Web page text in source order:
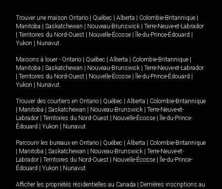
Trouver une maison Ontario Québec Alberta Colombie-Britannique
Manitoba
Saskatchewan Nouveau-Brunswick
Terre-Neuve-et-Labrador
Territoires du Nord-Ouest Nouvelle-Écosse Île-du-Prince-Édouard
Yukon
Nunavut.
Maisons à louer - Ontario Québec Alberta Colombie-Britannique
Manitoba
Saskatchewan Nouveau-Brunswick
Terre-Neuve-et-Labrador
Territoires du Nord-Ouest Nouvelle-Écosse Île-du-Prince-Édouard
Yukon
Nunavut.
Trouver des courtiers en Ontario Québec Alberta
Colombie-Britannique
Manitoba Saskatchewan Nouveau-Brunswick
Terre-Neuve-et-
Labrador
Territoires du Nord-Ouest Nouvelle-Écosse
Île-du-Prince-
Édouard
Yukon Nunavut
Parcourir les bureaux en Ontario Québec Alberta
Colombie-Britannique
Manitoba Saskatchewan Nouveau-Brunswick
Terre-Neuve-et-
Labrador
Territoires du Nord-Ouest Nouvelle-Écosse
Île-du-Prince-
Édouard
Yukon Nunavut
Afficher les propriétés résidentielles au Canada
Dernières inscriptions au